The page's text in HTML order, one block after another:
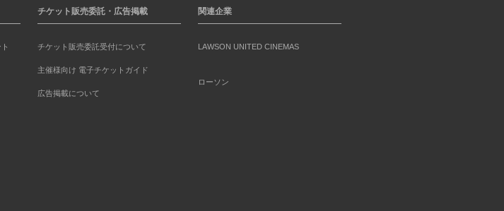
チケット販売委託・広告掲載
チケット販売委託受付について
主催様向け 電子チケットガイド
広告掲載について
関連企業
LAWSON UNITED CINEMAS
ローソン